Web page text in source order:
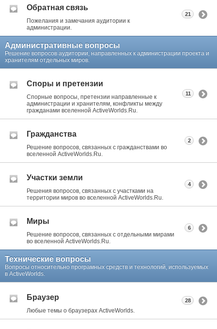
Обратная связь
Пожелания и замечания аудитории к
администрации.
21
Административные вопросы
Решение вопросов аудитории, направленных к администрации проекта и
хранителям отдельных миров.
Споры и претензии
Спорные вопросы, претензии направленные к
администрации и хранителям, конфликты между
гражданами вселенной ActiveWorlds.Ru.
11
Гражданства
Решение вопросов, связанных с гражданствами во
вселенной ActiveWorlds.Ru.
2
Участки земли
Решения вопросов, связанных с участками на
территории миров во вселенной ActiveWorlds.Ru.
4
Миры
Решение вопросов, связанных с отдельными мирами
во вселенной ActiveWorlds.Ru.
6
Технические вопросы
Вопросы относительно програмных средств и технологий, используемых
в ActiveWorlds.
Браузер
Любые темы о браузерах ActiveWorlds.
28